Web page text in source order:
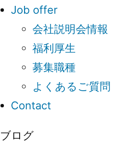
Job offer
会社説明会情報
福利厚生
募集職種
よくあるご質問
Contact
ブログ